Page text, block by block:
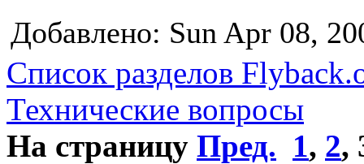
Добавлено: Sun Apr 08,
Список разделов
Технические вопросы
На страницу Пред. 1, 2,